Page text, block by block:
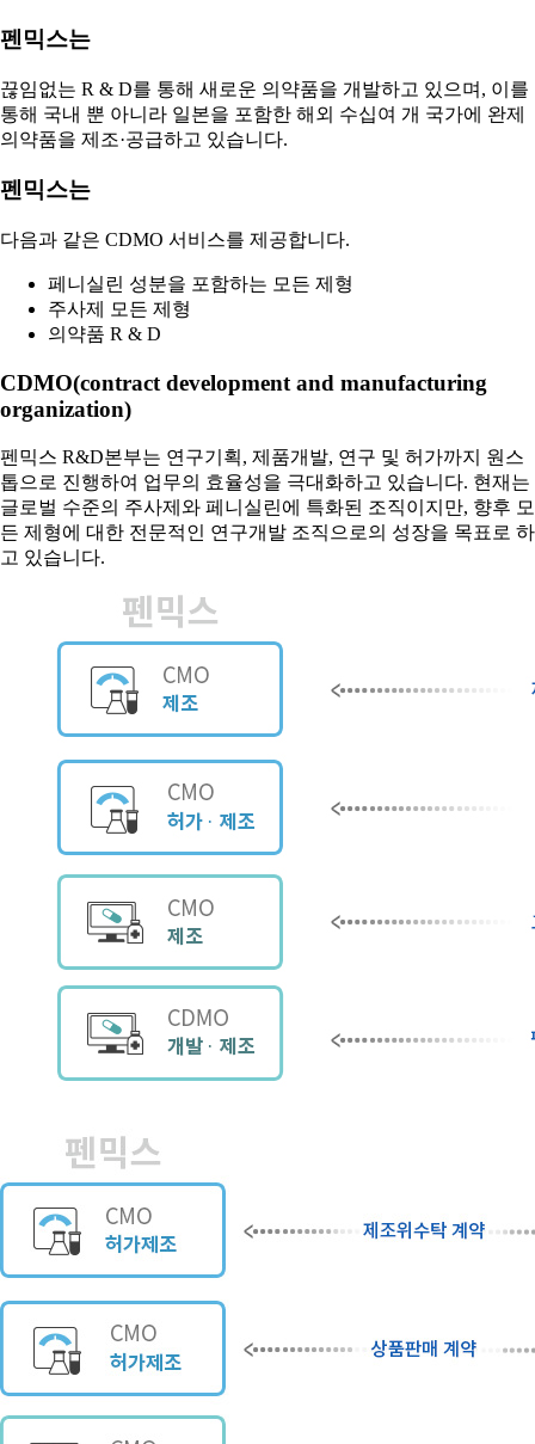
펜믹스는
끊임없는 R & D를 통해 새로운 의약품을 개발하고 있으며, 이를
통해 국내 뿐 아니라 일본을 포함한 해외 수십여 개 국가에 완제
의약품을 제조·공급하고 있습니다.
펜믹스는
다음과 같은 CDMO 서비스를 제공합니다.
페니실린 성분을 포함하는 모든 제형
주사제 모든 제형
의약품 R & D
CDMO(contract development and manufacturing
organization)
펜믹스 R&D본부는 연구기획, 제품개발, 연구 및 허가까지 원스
톱으로 진행하여 업무의 효율성을 극대화하고 있습니다. 현재는
글로벌 수준의 주사제와 페니실린에 특화된 조직이지만, 향후 모
든 제형에 대한 전문적인 연구개발 조직으로의 성장을 목표로 하
고 있습니다.